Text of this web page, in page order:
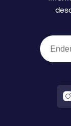
Um
OSR
Política